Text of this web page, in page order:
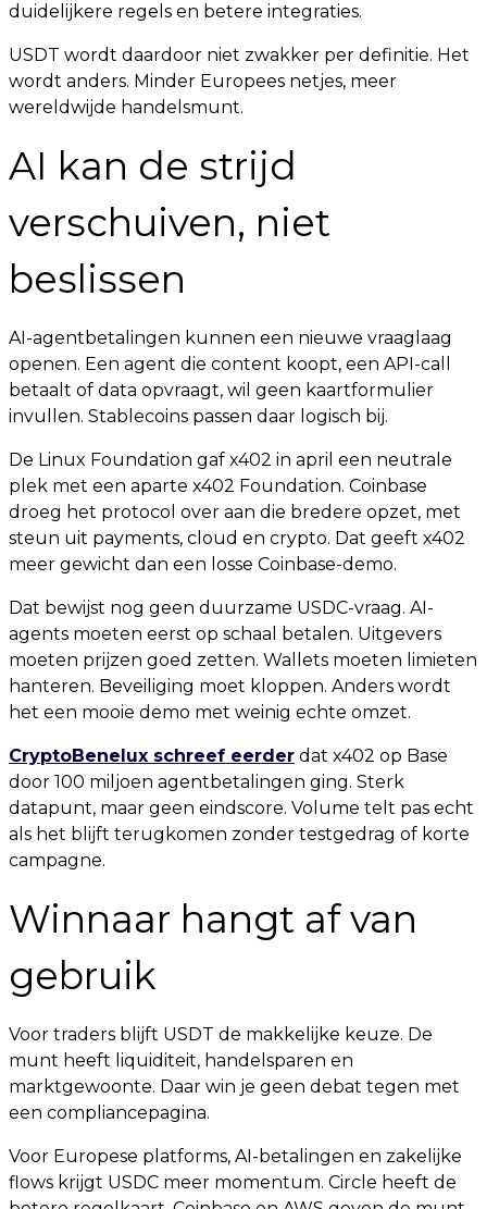
duidelijkere regels en betere integraties.
USDT wordt daardoor niet zwakker per definitie. Het
wordt anders. Minder Europees netjes, meer
wereldwijde handelsmunt.
AI kan de strijd
verschuiven, niet
beslissen
AI-agentbetalingen kunnen een nieuwe vraaglaag
openen. Een agent die content koopt, een API-call
betaalt of data opvraagt, wil geen kaartformulier
invullen. Stablecoins passen daar logisch bij.
De Linux Foundation gaf x402 in april een neutrale
plek met een aparte x402 Foundation. Coinbase
droeg het protocol over aan die bredere opzet, met
steun uit payments, cloud en crypto. Dat geeft x402
meer gewicht dan een losse Coinbase-demo.
Dat bewijst nog geen duurzame USDC-vraag. AI-
agents moeten eerst op schaal betalen. Uitgevers
moeten prijzen goed zetten. Wallets moeten limieten
hanteren. Beveiliging moet kloppen. Anders wordt
het een mooie demo met weinig echte omzet.
CryptoBenelux schreef eerder dat x402 op Base
door 100 miljoen agentbetalingen ging. Sterk
datapunt, maar geen eindscore. Volume telt pas echt
als het blijft terugkomen zonder testgedrag of korte
campagne.
Winnaar hangt af van
gebruik
Voor traders blijft USDT de makkelijke keuze. De
munt heeft liquiditeit, handelsparen en
marktgewoonte. Daar win je geen debat tegen met
een compliancepagina.
Voor Europese platforms, AI-betalingen en zakelijke
flows krijgt USDC meer momentum. Circle heeft de